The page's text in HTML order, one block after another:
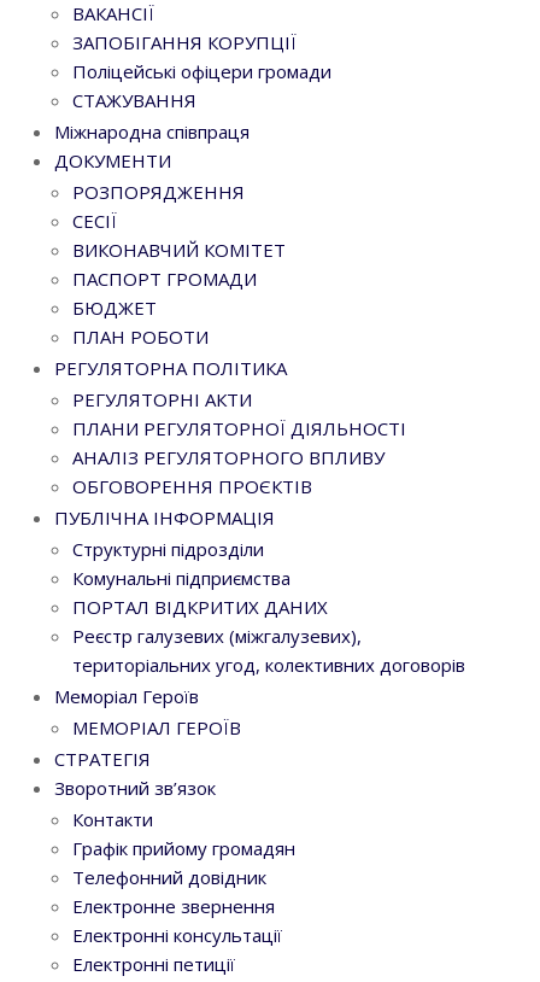
ВАКАНСІЇ
ЗАПОБІГАННЯ КОРУПЦІЇ
Поліцейські офіцери громади
СТАЖУВАННЯ
Міжнародна співпраця
ДОКУМЕНТИ
РОЗПОРЯДЖЕННЯ
СЕСІЇ
ВИКОНАВЧИЙ КОМІТЕТ
ПАСПОРТ ГРОМАДИ
БЮДЖЕТ
ПЛАН РОБОТИ
РЕГУЛЯТОРНА ПОЛІТИКА
РЕГУЛЯТОРНІ АКТИ
ПЛАНИ РЕГУЛЯТОРНОЇ ДІЯЛЬНОСТІ
АНАЛІЗ РЕГУЛЯТОРНОГО ВПЛИВУ
ОБГОВОРЕННЯ ПРОЄКТІВ
ПУБЛІЧНА ІНФОРМАЦІЯ
Структурні підрозділи
Комунальні підприємства
ПОРТАЛ ВІДКРИТИХ ДАНИХ
Реєстр галузевих (міжгалузевих),
територіальних угод, колективних договорів
Меморіал Героїв
МЕМОРІАЛ ГЕРОЇВ
СТРАТЕГІЯ
Зворотний зв’язок
Контакти
Графік прийому громадян
Телефонний довідник
Електронне звернення
Електронні консультації
Електронні петиції